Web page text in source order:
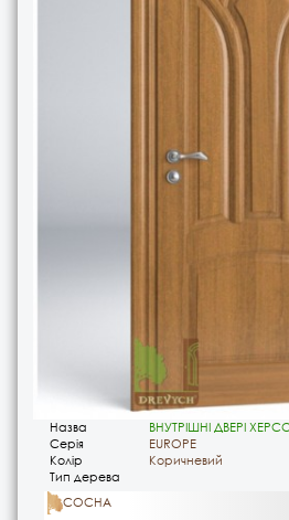
Назва
ВНУТРІШНІ ДВЕРІ
Серія
EUROPE
Колір
Коричневий
Тип дерева
СОСНА